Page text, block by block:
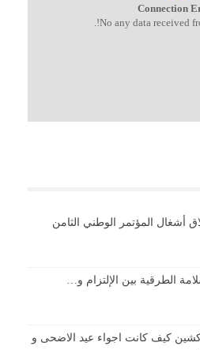
Connection
No any data received
أشغال المؤتمر الوطني الثامن
الطرقية بين الإلتزام و…
كيف كانت اجواء عيد الاضحى و